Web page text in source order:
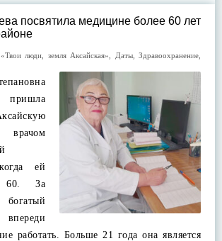
посвятила медицине более 60 лет
«Твои люди, земля Аксайская» Даты, Здравоохранение
ей
60. За
работать. Больше 21 года она является